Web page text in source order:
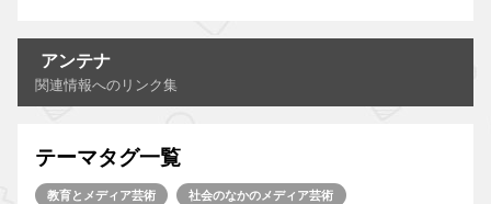
アンテナ
関連情報へのリンク集
テーマタグ一覧
教育とメディア芸術 社会のなかのメディア芸術